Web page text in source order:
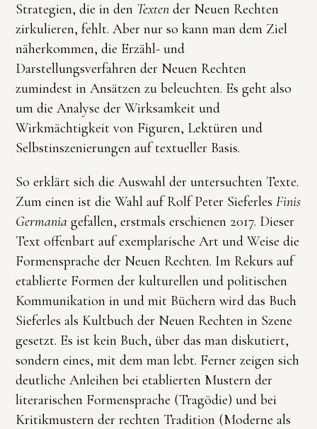
Strategien, die in den Texten der Neuen Rechten
zirkulieren, fehlt. Aber nur so kann man dem Ziel
näherkommen, die Erzähl- und
Darstellungsverfahren der Neuen Rechten
zumindest in Ansätzen zu beleuchten. Es geht also
um die Analyse der Wirksamkeit und
Wirkmächtigkeit von Figuren, Lektüren und
Selbstinszenierungen auf textueller Basis.
So erklärt sich die Auswahl der untersuchten Texte.
Zum einen ist die Wahl auf Rolf Peter SieferlesFinis
Germania gefallen, erstmals erschienen 2017. Dieser
Text offenbart auf exemplarische Art und Weise die
Formensprache der Neuen Rechten. Im Rekurs auf
etablierte Formen der kulturellen und politischen
Kommunikation in und mit Büchern wird das Buch
Sieferles als Kultbuch der Neuen Rechten in Szene
gesetzt. Es ist kein Buch, über das man diskutiert,
sondern eines, mit dem man lebt. Ferner zeigen sich
deutliche Anleihen bei etablierten Mustern der
literarischen Formensprache (Tragödie) und bei
Kritikmustern der rechten Tradition (Moderne als